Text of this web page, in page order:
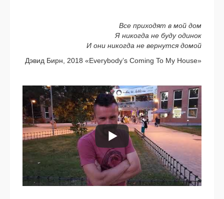
Все при­хо­дят в мой дом
Я нико­гда не буду оди­нок
И они нико­гда не вер­нут­ся домой
Дэвид Бирн, 2018 «Everybody’s Coming To My House»